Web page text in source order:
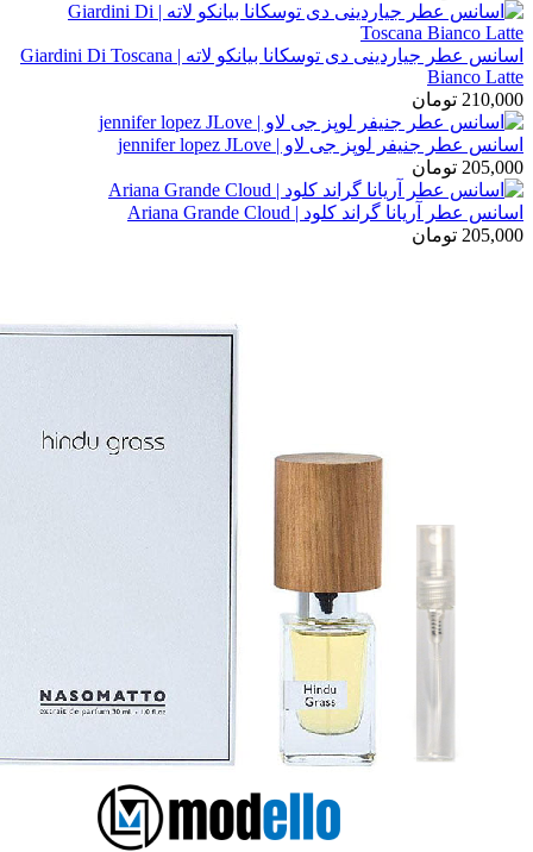
اسانس عطر جیاردینی دی توسکانا بیانکو لاته | Giardini Di Toscana
Bianco Latte
210,000 تومان
اسانس عطر جنیفر لوپز جی لاو | jennifer lopez JLove
205,000 تومان
اسانس عطر آریانا گراند کلود | Ariana Grande Cloud
205,000 تومان